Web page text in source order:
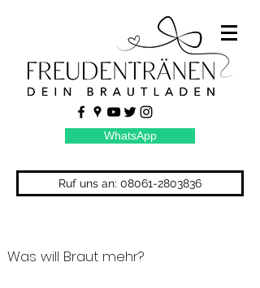
WhatsApp
Ruf uns an: 08061-2803836
Was will Braut mehr?